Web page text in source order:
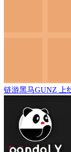
链游黑马GUNZ 上